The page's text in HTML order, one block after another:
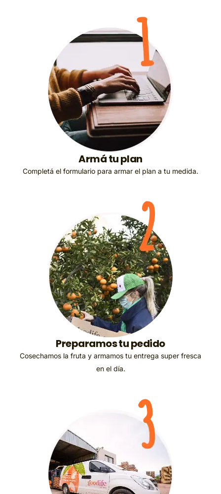
Armá tu plan
Completá el formulario para armar el plan a tu medida.
Preparamos tu pedido
Cosechamos la fruta y armamos tu entrega super fresca
en el día.